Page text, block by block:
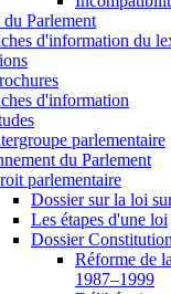
Parlement
d'information du
d'information
parlementaire
du Parlement
parlementaire
Dossier sur la loi
Les étapes d'une loi
Dossier
Réforme de
1987–1999